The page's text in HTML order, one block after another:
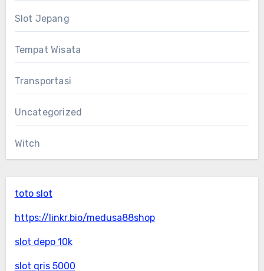
Slot Jepang
Tempat Wisata
Transportasi
Uncategorized
Witch
toto slot
https://linkr.bio/medusa88shop
slot depo 10k
slot qris 5000